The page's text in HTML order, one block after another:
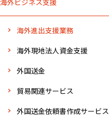
海外ビジネス支援
海外進出支援業務
海外現地法人資金支援
外国送金
貿易関連サービス
外国送金依頼書作成サービス